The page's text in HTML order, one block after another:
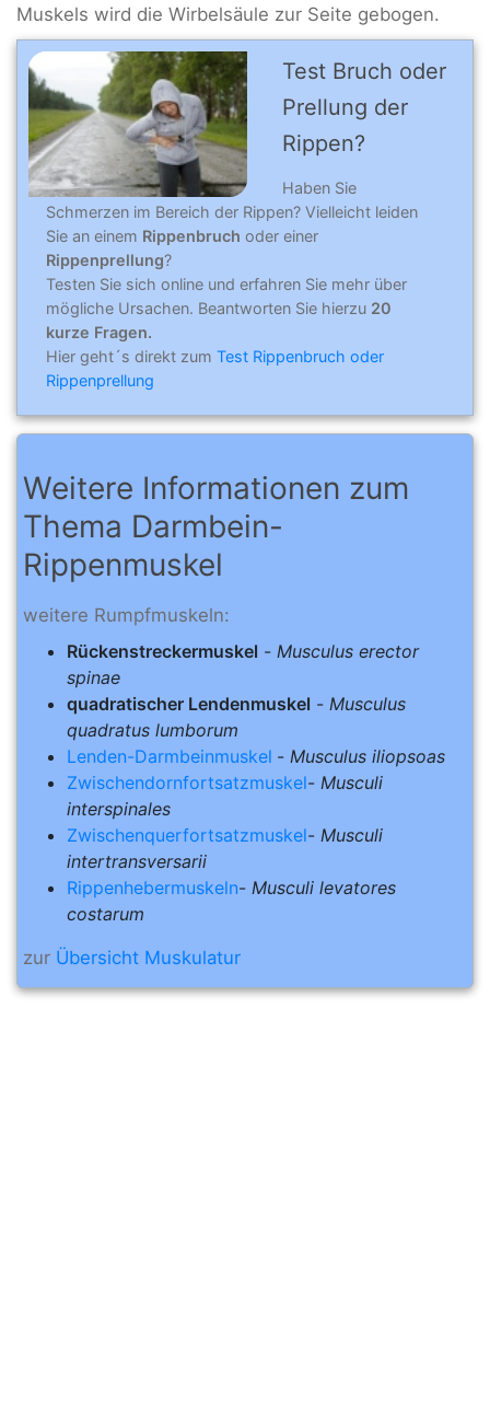
Muskels wird die Wirbelsäule zur Seite gebogen.
Test Bruch oder
Prellung der
Rippen?
Haben Sie
Schmerzen im Bereich der Rippen? Vielleicht leiden
Sie an einem Rippenbruch oder einer
Rippenprellung?
Testen Sie sich online und erfahren Sie mehr über
mögliche Ursachen. Beantworten Sie hierzu 20
kurze Fragen.
Hier geht´s direkt zum Test Rippenbruch oder
Rippenprellung
Weitere Informationen zum
Thema Darmbein-
Rippenmuskel
weitere Rumpfmuskeln:
Rückenstreckermuskel - Musculus erector
spinae
quadratischer Lendenmuskel - Musculus
quadratus lumborum
Lenden-Darmbeinmuskel - Musculus iliopsoas
Zwischendornfortsatzmuskel- Musculi
interspinales
Zwischenquerfortsatzmuskel- Musculi
intertransversarii
Rippenhebermuskeln- Musculi levatores
costarum
zur Übersicht Muskulatur